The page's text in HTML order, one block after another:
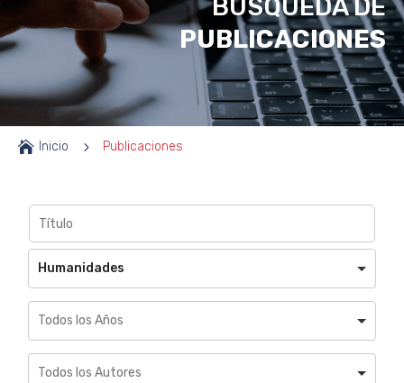
BÚSQUEDA DE
PUBLICACIONES
 Inicio 5 Publicaciones
Humanidades